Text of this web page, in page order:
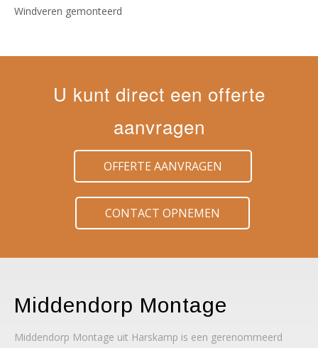
Windveren gemonteerd
U kunt direct een offerte
aanvragen
OFFERTE AANVRAGEN
CONTACT OPNEMEN
Middendorp Montage
Middendorp Montage uit Harskamp is een gerenommeerd